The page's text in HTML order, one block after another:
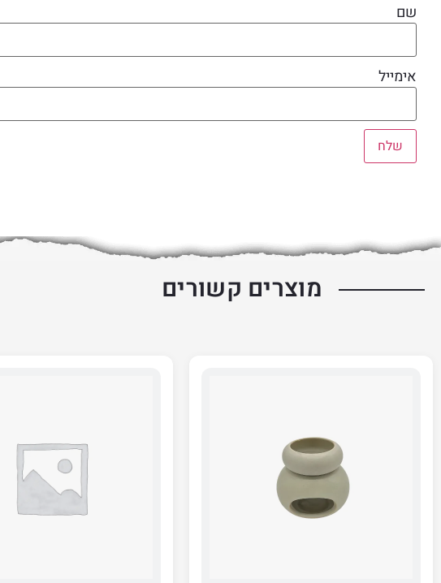
שם
אימייל
מוצרים קשורים